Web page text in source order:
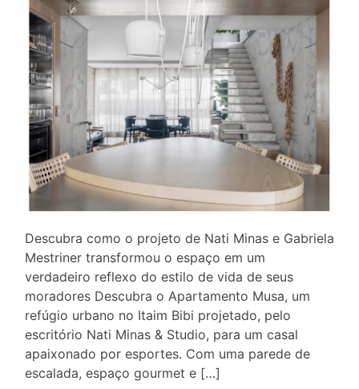
Descubra como o projeto de Nati Minas e Gabriela
Mestriner transformou o espaço em um
verdadeiro reflexo do estilo de vida de seus
moradores Descubra o Apartamento Musa, um
refúgio urbano no Itaim Bibi projetado, pelo
escritório Nati Minas & Studio, para um casal
apaixonado por esportes. Com uma parede de
escalada, espaço gourmet e […]